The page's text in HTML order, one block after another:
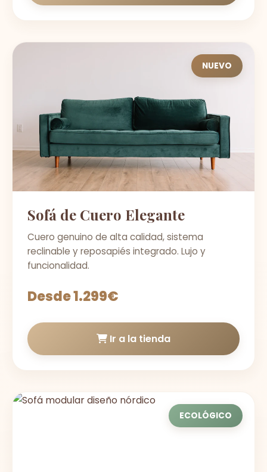
NUEVO
Sofá de Cuero Elegante
Cuero genuino de alta calidad, sistema
reclinable y reposapiés integrado. Lujo y
funcionalidad.
Desde 1.299€
Ir a la tienda
ECOLÓGICO